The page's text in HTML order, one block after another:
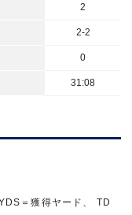
2
2-2
0
31:08
＝獲得ヤード、 TD